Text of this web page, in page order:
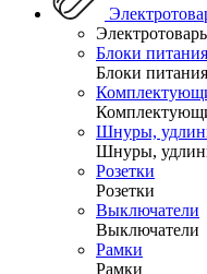
Блоки
Блоки
Шнуры,
Шнуры,
Розетки
Розетки
Выключатели
Выключатели
Рамки
Рамки